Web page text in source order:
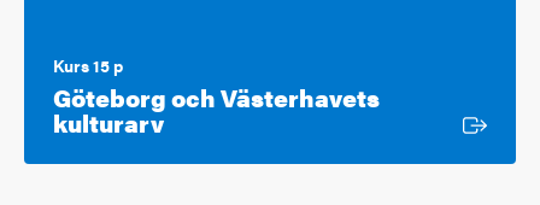
Kurs 15 p
Göteborg och Västerhavets
kulturarvExtern länk